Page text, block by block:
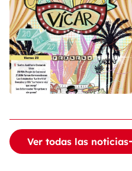
Ver todas las noticias